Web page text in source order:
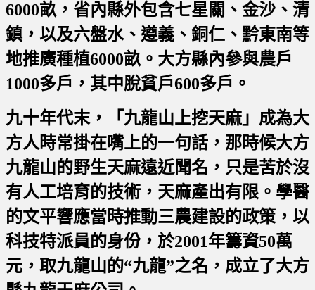
6000畝，省內縣外包含七星關、金沙、清
鎮，以及六盤水、遵義、銅仁、黔東南等
地推廣種植6000畝。大方縣內參與農戶
1000多戶，其中脫貧戶600多戶。
九十年代末，「九龍山上挖天麻」成為大
方人時常掛在嘴上的一句話，那時候大方
九龍山的野生天麻遠近聞名，只是苦於沒
有人工培育的技術，天麻產出有限。學醫
的文平響應當時推動三農建設的政策，以
科技特派員的身份，於2001年籌資50萬
元，取九龍山的“九龍”之名，成立了大方